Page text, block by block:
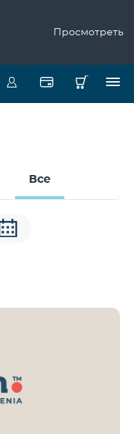
Просмотреть
Все